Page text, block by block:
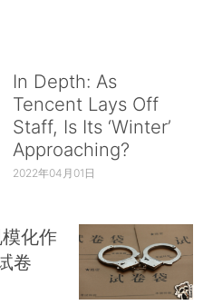
In Depth: As
Tencent Lays Off
Staff, Is Its ‘Winter’
Approaching?
2022年04月01日
化作
卷